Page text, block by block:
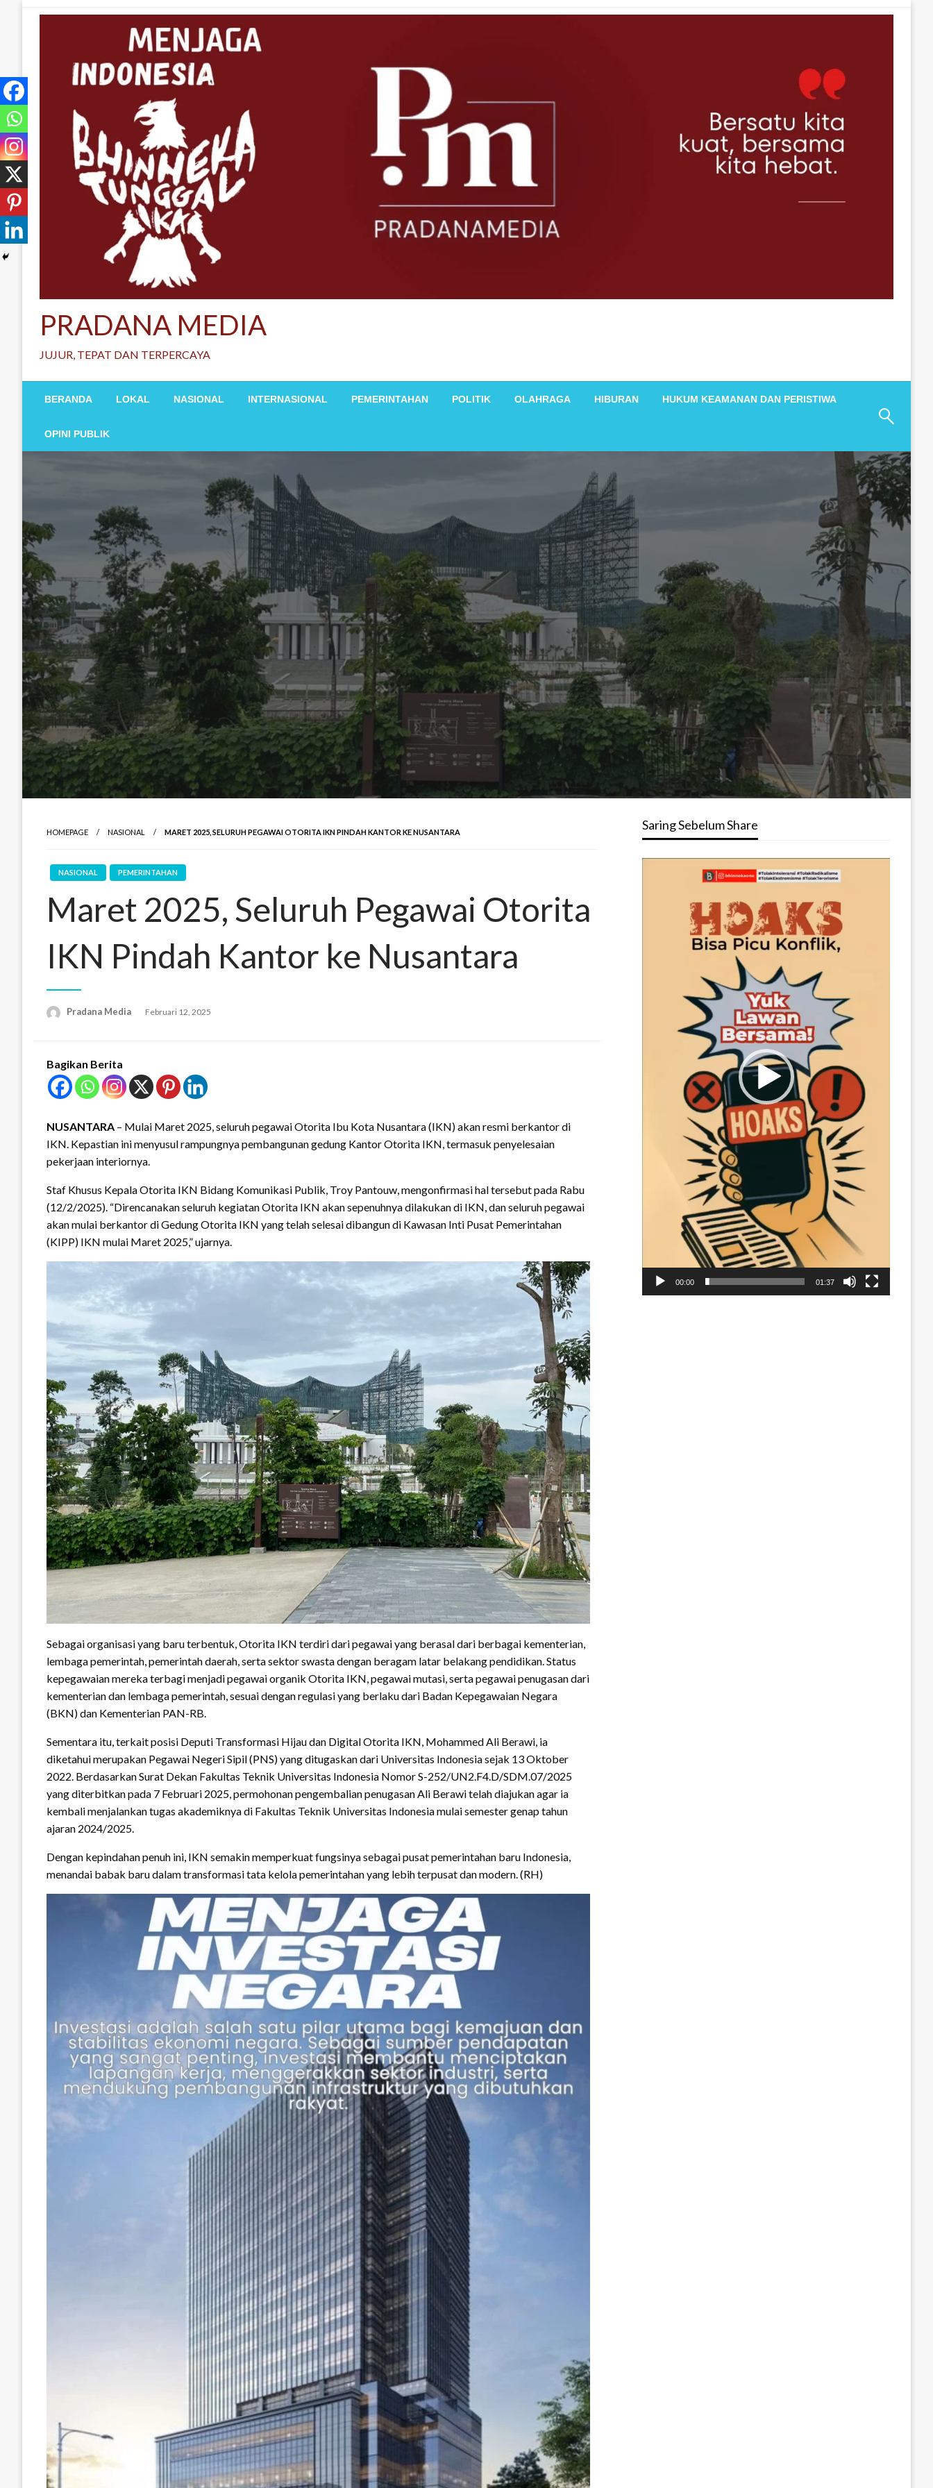
PRADANA MEDIA
JUJUR, TEPAT DAN TERPERCAYA
BERANDA LOKAL NASIONAL INTERNASIONAL PEMERINTAHAN POLITIK OLAHRAGA HIBURAN HUKUM KEAMANAN DAN PERISTIWA
OPINI PUBLIK
HOMEPAGE NASIONAL MARET 2025, SELURUH PEGAWAI OTORITA IKN PINDAH KANTOR KE NUSANTARA
NASIONAL PEMERINTAHAN
Maret 2025, Seluruh Pegawai Otorita
IKN Pindah Kantor ke Nusantara
Pradana Media Februari 12, 2025
Bagikan Berita
NUSANTARA – Mulai Maret 2025, seluruh pegawai Otorita Ibu Kota Nusantara (IKN) akan resmi berkantor di
IKN. Kepastian ini menyusul rampungnya pembangunan gedung Kantor Otorita IKN, termasuk penyelesaian
pekerjaan interiornya.
Staf Khusus Kepala Otorita IKN Bidang Komunikasi Publik, Troy Pantouw, mengonfirmasi hal tersebut pada Rabu
(12/2/2025). “Direncanakan seluruh kegiatan Otorita IKN akan sepenuhnya dilakukan di IKN, dan seluruh pegawai
akan mulai berkantor di Gedung Otorita IKN yang telah selesai dibangun di Kawasan Inti Pusat Pemerintahan
(KIPP) IKN mulai Maret 2025,” ujarnya.
Sebagai organisasi yang baru terbentuk, Otorita IKN terdiri dari pegawai yang berasal dari berbagai kementerian,
lembaga pemerintah, pemerintah daerah, serta sektor swasta dengan beragam latar belakang pendidikan. Status
kepegawaian mereka terbagi menjadi pegawai organik Otorita IKN, pegawai mutasi, serta pegawai penugasan dari
kementerian dan lembaga pemerintah, sesuai dengan regulasi yang berlaku dari Badan Kepegawaian Negara
(BKN) dan Kementerian PAN-RB.
Sementara itu, terkait posisi Deputi Transformasi Hijau dan Digital Otorita IKN, Mohammed Ali Berawi, ia
diketahui merupakan Pegawai Negeri Sipil (PNS) yang ditugaskan dari Universitas Indonesia sejak 13 Oktober
2022. Berdasarkan Surat Dekan Fakultas Teknik Universitas Indonesia Nomor S-252/UN2.F4.D/SDM.07/2025
yang diterbitkan pada 7 Februari 2025, permohonan pengembalian penugasan Ali Berawi telah diajukan agar ia
kembali menjalankan tugas akademiknya di Fakultas Teknik Universitas Indonesia mulai semester genap tahun
ajaran 2024/2025.
Dengan kepindahan penuh ini, IKN semakin memperkuat fungsinya sebagai pusat pemerintahan baru Indonesia,
menandai babak baru dalam transformasi tata kelola pemerintahan yang lebih terpusat dan modern. (RH)
Saring Sebelum Share
00:00 01:37